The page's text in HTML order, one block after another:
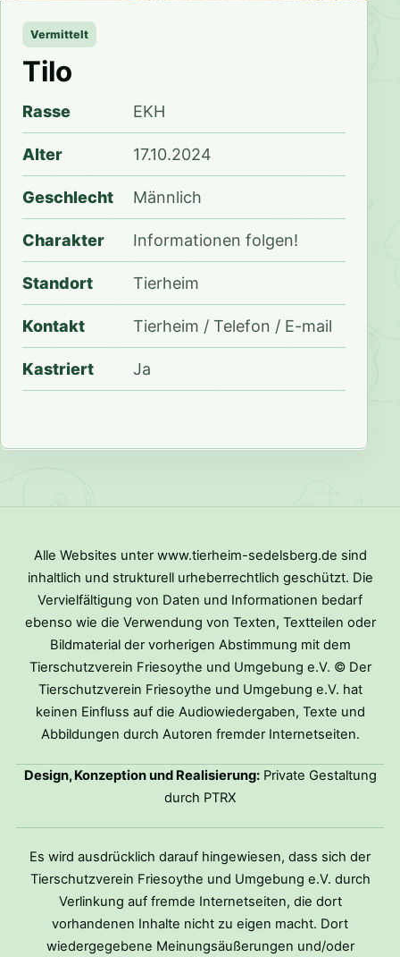
Vermittelt
Tilo
Rasse EKH
Alter 17.10.2024
Geschlecht Männlich
Charakter Informationen folgen!
Standort Tierheim
Kontakt Tierheim / Telefon / E-mail
Kastriert Ja
Alle Websites unter www.tierheim-sedelsberg.de sind
inhaltlich und strukturell urheberrechtlich geschützt. Die
Vervielfältigung von Daten und Informationen bedarf
ebenso wie die Verwendung von Texten, Textteilen oder
Bildmaterial der vorherigen Abstimmung mit dem
Tierschutzverein Friesoythe und Umgebung e.V. © Der
Tierschutzverein Friesoythe und Umgebung e.V. hat
keinen Einfluss auf die Audiowiedergaben, Texte und
Abbildungen durch Autoren fremder Internetseiten.
Design, Konzeption und Realisierung:Private Gestaltung
durch PTRX
Es wird ausdrücklich darauf hingewiesen, dass sich der
Tierschutzverein Friesoythe und Umgebung e.V. durch
Verlinkung auf fremde Internetseiten, die dort
vorhandenen Inhalte nicht zu eigen macht. Dort
wiedergegebene Meinungsäußerungen und/oder